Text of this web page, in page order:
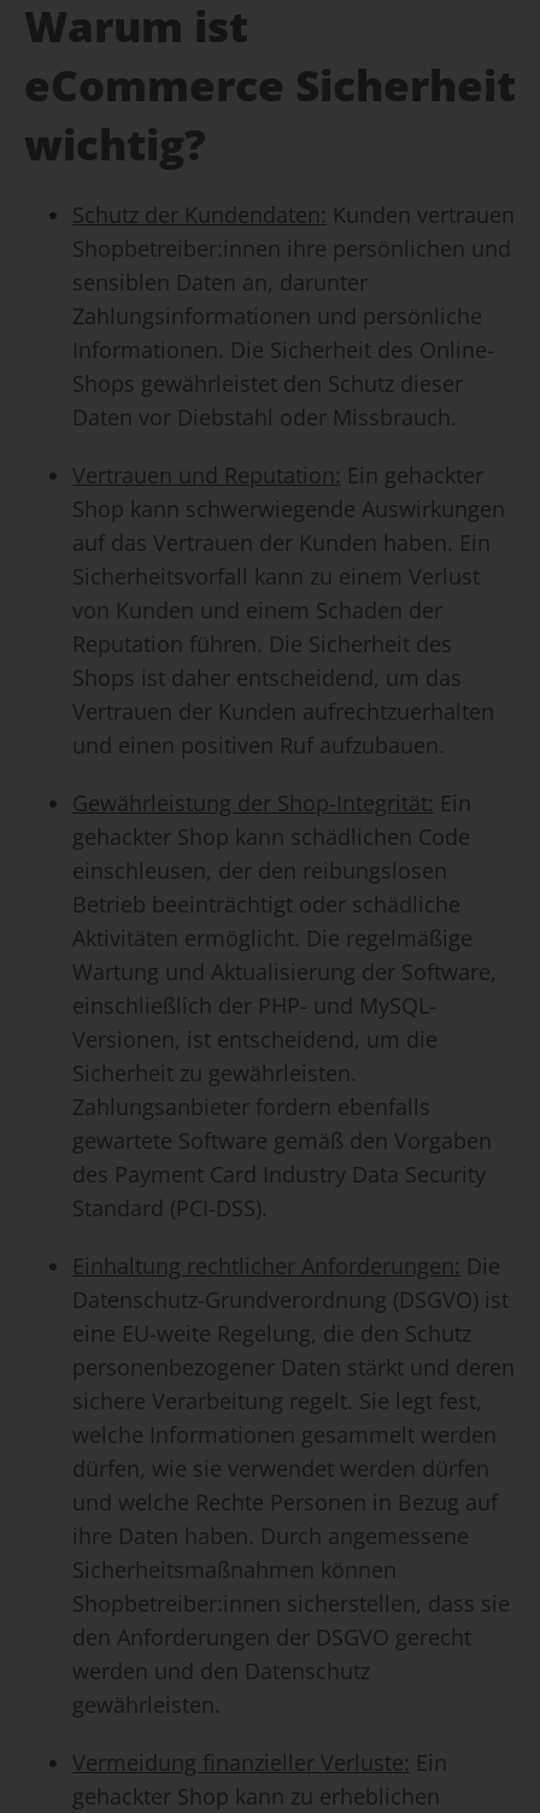
Warum ist
eCommerce Sicherheit
wichtig?
Schutz der Kundendaten: Kunden vertrauen
Shopbetreiber:innen ihre persönlichen und
sensiblen Daten an, darunter
Zahlungsinformationen und persönliche
Informationen. Die Sicherheit des Online-
Shops gewährleistet den Schutz dieser
Daten vor Diebstahl oder Missbrauch.
Vertrauen und Reputation: Ein gehackter
Shop kann schwerwiegende Auswirkungen
auf das Vertrauen der Kunden haben. Ein
Sicherheitsvorfall kann zu einem Verlust
von Kunden und einem Schaden der
Reputation führen. Die Sicherheit des
Shops ist daher entscheidend, um das
Vertrauen der Kunden aufrechtzuerhalten
und einen positiven Ruf aufzubauen.
Gewährleistung der Shop-Integrität: Ein
gehackter Shop kann schädlichen Code
einschleusen, der den reibungslosen
Betrieb beeinträchtigt oder schädliche
Aktivitäten ermöglicht. Die regelmäßige
Wartung und Aktualisierung der Software,
einschließlich der PHP- und MySQL-
Versionen, ist entscheidend, um die
Sicherheit zu gewährleisten.
Zahlungsanbieter fordern ebenfalls
gewartete Software gemäß den Vorgaben
des Payment Card Industry Data Security
Standard (PCI-DSS).
Einhaltung rechtlicher Anforderungen: Die
Datenschutz-Grundverordnung (DSGVO) ist
eine EU-weite Regelung, die den Schutz
personenbezogener Daten stärkt und deren
sichere Verarbeitung regelt. Sie legt fest,
welche Informationen gesammelt werden
dürfen, wie sie verwendet werden dürfen
und welche Rechte Personen in Bezug auf
ihre Daten haben. Durch angemessene
Sicherheitsmaßnahmen können
Shopbetreiber:innen sicherstellen, dass sie
den Anforderungen der DSGVO gerecht
werden und den Datenschutz
gewährleisten.
Vermeidung finanzieller Verluste: Ein
gehackter Shop kann zu erheblichen